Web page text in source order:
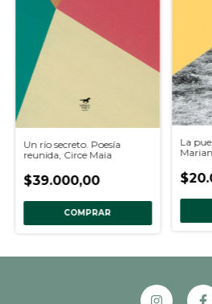
Un río secreto. Poesía
reunida, Circe Maia
$39.000,00
COMPRAR
La